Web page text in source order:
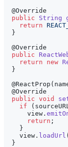
@Override
public
String
return
}
@Override
public
return
new
}
@ReactProp (
@Override
public void
if
(
      view
.
return ;
}
    view
. loadUrl (
}